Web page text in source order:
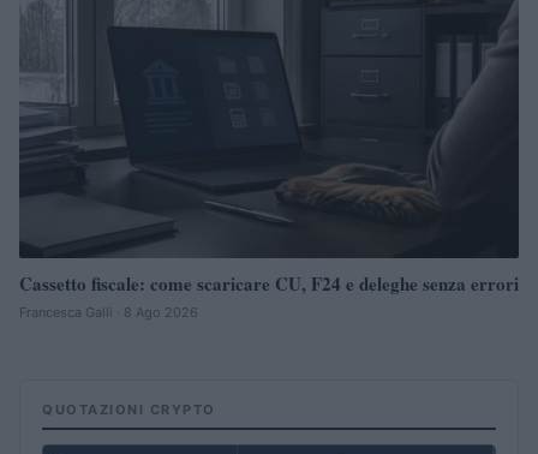
Cassetto fiscale: come scaricare CU, F24 e deleghe senza errori
Francesca Galli · 8 Ago 2026
QUOTAZIONI CRYPTO